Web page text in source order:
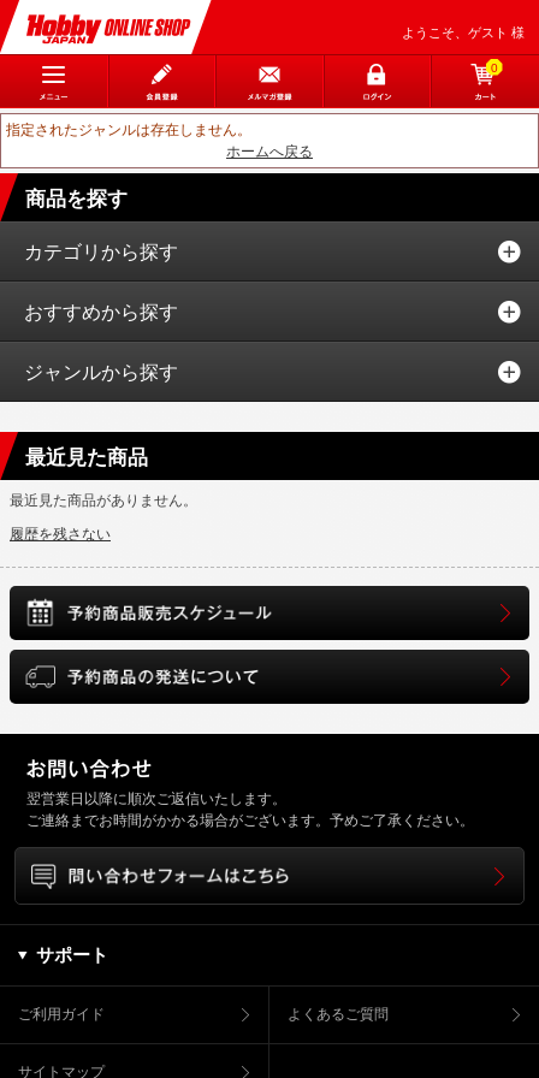
ようこそ、ゲスト 様
0
指定されたジャンルは存在しません。
ホームへ戻る
商品を探す
カテゴリから探す
おすすめから探す
ジャンルから探す
最近見た商品
最近見た商品がありません。
履歴を残さない
翌営業日以降に順次ご返信いたします。
ご連絡までお時間がかかる場合がございます。予めご了承ください。
サポート
ご利用ガイド よくあるご質問
サイトマップ